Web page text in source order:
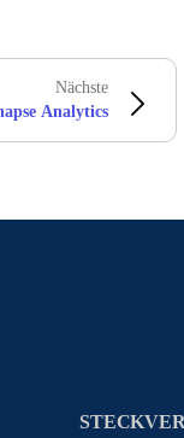
Nächste
Analytics